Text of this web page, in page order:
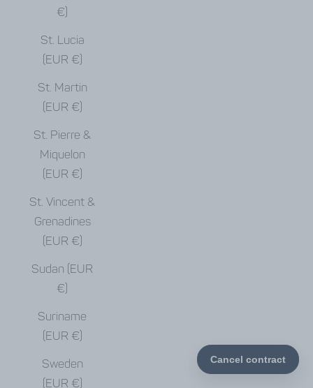
€)
St. Lucia
(EUR €)
St. Martin
(EUR €)
St. Pierre &
Miquelon
(EUR €)
St. Vincent &
Grenadines
(EUR €)
Sudan (EUR
€)
Suriname
(EUR €)
Sweden
(EUR €)